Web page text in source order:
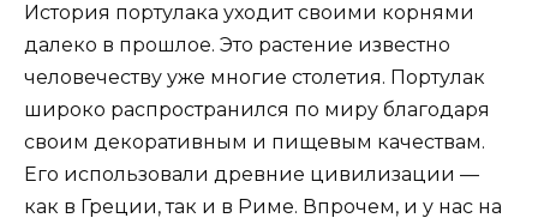
История портулака уходит своими корнями
далеко в прошлое. Это растение известно
человечеству уже многие столетия. Портулак
широко распространился по миру благодаря
своим декоративным и пищевым качествам.
Его использовали древние цивилизации —
как в Греции, так и в Риме. Впрочем, и у нас на